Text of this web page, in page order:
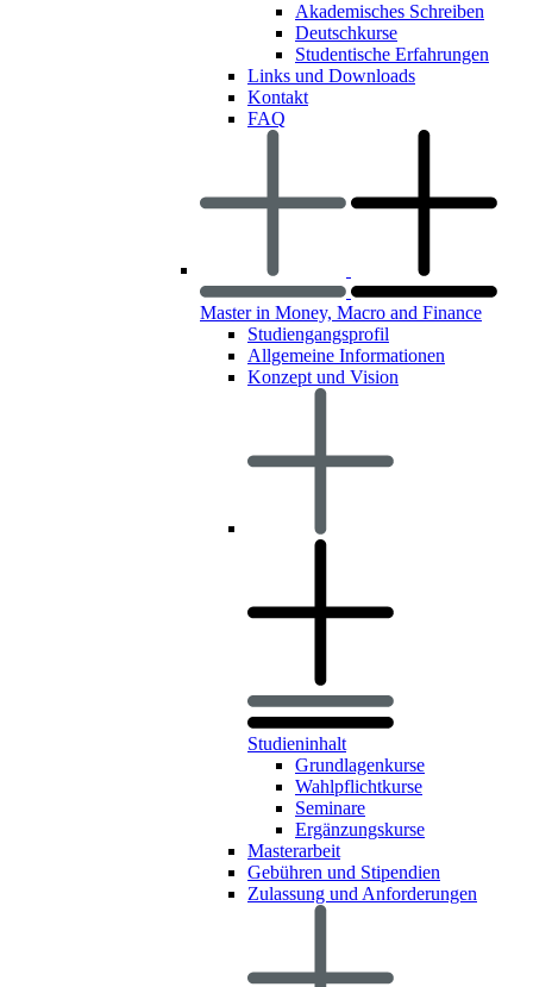
Akademisches Schreiben
Deutschkurse
Studentische Erfahrungen
Links und Downloads
Kontakt
FAQ
Master in Money, Macro and Finance
Studiengangsprofil
Allgemeine Informationen
Konzept und Vision
Studieninhalt
Grundlagenkurse
Wahlpflichtkurse
Seminare
Ergänzungskurse
Masterarbeit
Gebühren und Stipendien
Zulassung und Anforderungen